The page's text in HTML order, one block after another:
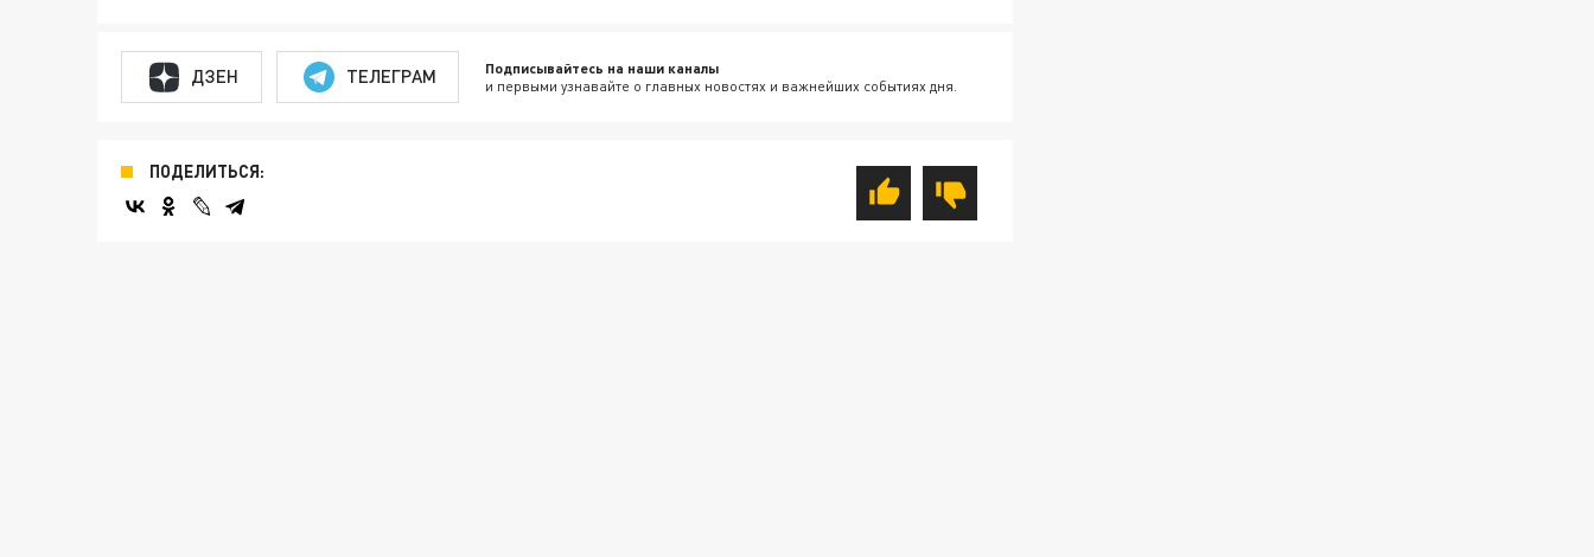
ДЗЕН ТЕЛЕГРАМ Подписывайтесь на наши каналы
и первыми узнавайте о главных новостях и важнейших событиях дня.
ПОДЕЛИТЬСЯ: